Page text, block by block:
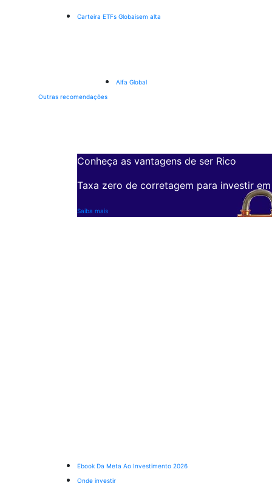
Carteira ETFs Globaisem alta
Alfa Global
Outras recomendações
Conheça as vantagens de ser Rico
Taxa zero de corretagem para investir
Saiba mais
Ebook Da Meta Ao Investimento 2026
Onde investir